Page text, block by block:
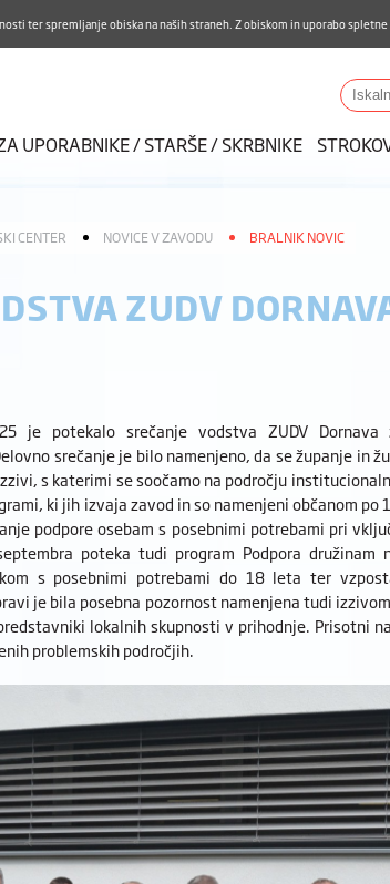
Karierni razvoj Pohvale in pritožbe
Iskalnik
UPORABNIKE / STARŠE / SKRBNIKE
CENTER NOVICE V ZAVODU BRALNIK NOVIC
ZUDV
je potekalo srečanje vodstva ZUDV
srečanje je bilo namenjeno, da se županje in
s katerimi se soočamo na področju
ki jih izvaja zavod in so namenjeni občanom
podpore osebam s posebnimi potrebami pri
poteka tudi program Podpora
s posebnimi potrebami do 18 leta ter
je bila posebna pozornost namenjena tudi
lokalnih skupnosti v prihodnje. Prisotni
problemskih področjih.
ter spremljanje obiska na naših straneh. Z obiskom in uporabo